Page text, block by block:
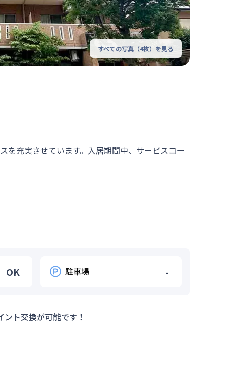
すべての写真（4枚）を見る
を充実させています。入居期間中、サービスコー
OK 駐車場 -
ト交換が可能です！